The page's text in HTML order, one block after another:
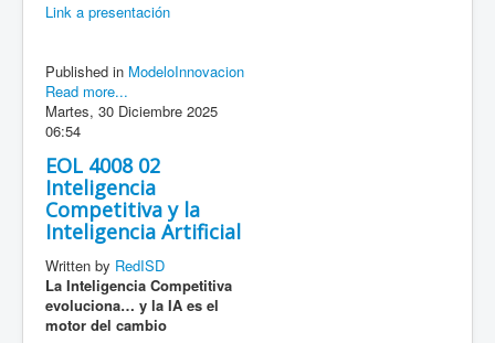
Link a presentación
Published in ModeloInnovacion
Read more...
Martes, 30 Diciembre 2025
06:54
EOL 4008 02
Inteligencia
Competitiva y la
Inteligencia Artificial
Written by RedISD
La Inteligencia Competitiva
evoluciona… y la IA es el
motor del cambio